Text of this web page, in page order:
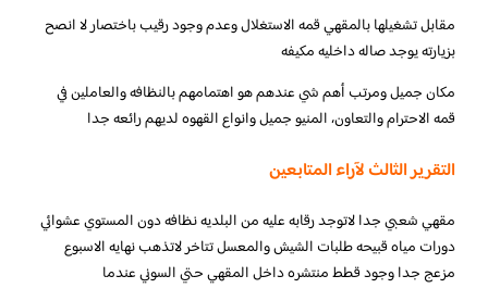
مقابل تشغيلها بالمقهي قمه الاستغلال وعدم وجود رقيب باختصار لا انصح
بزيارته يوجد صاله داخليه مكيفه
مكان جميل ومرتب أهم شي عندهم هو اهتمامهم بالنظافه والعاملين في
قمه الاحترام والتعاون، المنيو جميل وانواع القهوه لديهم رائعه جدا
التقرير الثالث لآراء المتابعين
مقهي شعبي جدا لاتوجد رقابه عليه من البلديه نظافه دون المستوي عشوائي
دورات مياه قبيحه طلبات الشيش والمعسل تتاخر لاتذهب نهايه الاسبوع
مزعج جدا وجود قطط منتشره داخل المقهي حتي السوني عندما